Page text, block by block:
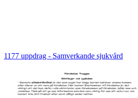
1177 uppdrag - Samverkande sjukvård